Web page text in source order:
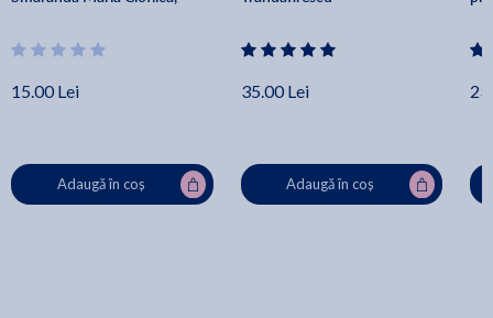
15.00 Lei
Adaugă în coș
35.00 Lei
Adaugă în coș